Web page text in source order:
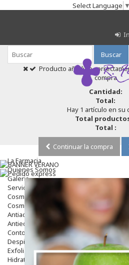
Select Language ▼
Buscar
Producto añadido
compra
Cantidad:
Total:
Hay 1 artículo en su
Total
Total :
Continuar la compra
La Farmacia
Quienes Somos
Galeria
Servicios
Cosmética
Cosmética Facial
Antiacné
Antiedad
Contorno De Ojos
Despigmentantes
Exfoliantes
Hidratantes